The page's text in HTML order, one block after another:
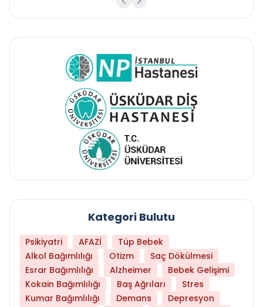
Kategori Bulutu
Psikiyatri AFAZİ
Tüp Bebek
Alkol Bağımlılığı
Otizm
Saç Dökülmesi
Esrar Bağımlılığı
Alzheimer
Bebek Gelişimi
Kokain Bağımlılığı
Baş Ağrıları
Stres
Kumar Bağımlılığı
Demans
Depresyon